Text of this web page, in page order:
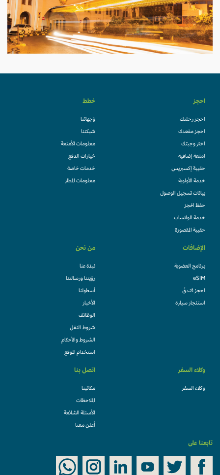
احجز
احجز رحلتك
احجز مقعدك
اختر وجبتك
امتعة إضافية
حقيبة إكسبريس
خدمة الأولوية
بيانات تسجيل الوصول
حفظ الحجز
خدمة الواتساب
حقيبة المقصورة
خطط
وُجهاتنا
شبكتنا
معلومات الأمتعة
خيارات الدفع
خدمات خاصة
معلومات المطار
الإضافات
برنامج العضوية
eSIM
احجز فندقً
استئجار سيارة
من نحن
نبذة عنا
رؤيتنا ورسالتنا
أسطولنا
الأخبار
الوظائف
شروط النقل
الشروط والأحكام
استخدام الموقع
وكلاء السفر
وكلاء السفر
اتصل بنا
مكاتبنا
الملاحظات
الأسئلة الشائعة
أعلن معنا
تابعنا على